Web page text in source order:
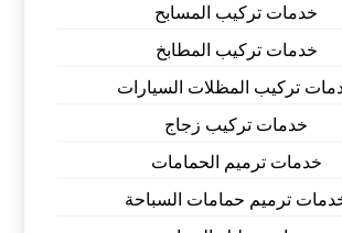
خدمات تركيب المسابح
خدمات تركيب المطابخ
تركيب المظلات السيارات
خدمات تركيب زجاج
خدمات ترميم الحمامات
ترميم حمامات السباحة